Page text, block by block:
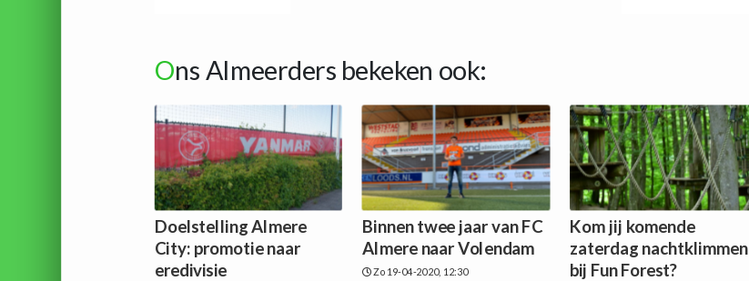
Ons Almeerders bekeken ook:
Doelstelling Almere
City: promotie naar
eredivisie
Binnen twee jaar van FC
Almere naar Volendam
Zo 19-04-2020, 12:30
Kom jij komende
zaterdag nachtklimmen
bij Fun Forest?